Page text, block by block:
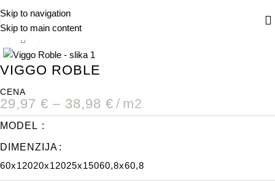
Skip to navigation
Skip to main content
DOMOV/VSI IZDELKI
VIGGO ROBLE
CENA
29,97 € – 38,98 € m2
MODEL
DIMENZIJA
60x12020x12025x15060,8x60,8